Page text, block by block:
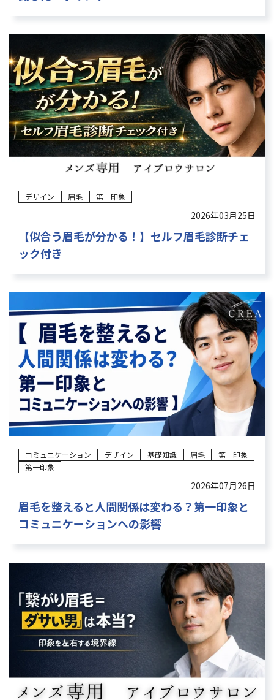
デザイン 眉毛 第一印象
2026年03月25日
【似合う眉毛が分かる！】セルフ眉毛診断チェ
ック付き
コミュニケーション デザイン 基礎知識 眉毛
第一印象
第一印象
2026年07月26日
眉毛を整えると人間関係は変わる？第一印象と
コミュニケーションへの影響